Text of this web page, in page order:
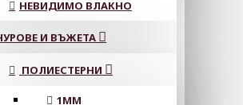
НЕВИДИМО ВЛАКНО
И ВЪЖЕТА
ПОЛИЕСТЕРНИ
1ММ